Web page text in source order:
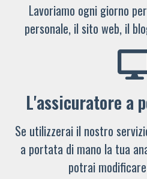
Lavoriamo ogni giorno
personale, il sito web, il
L'assicuratore a
Se utilizzerai il nostro
a portata di mano la tua
potrai